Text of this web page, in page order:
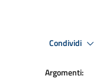
Condividi
Argomenti: